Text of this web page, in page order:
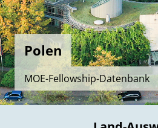
Polen
MOE-Fellowship-Datenbank